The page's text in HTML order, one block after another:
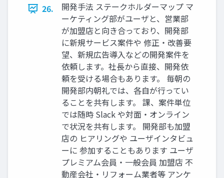
26.
開発手法 ステークホルダーマップ マ
ーケティング部がユーザと、営業部
が加盟店と向き合っており、開発部
に新規サービス案件や 修正・改善要
望、新規広告導入などの開発案件を
依頼します。社長から直接、開発依
頼を受ける場合もあります。 毎朝の
開発部内朝礼では、各自が行ってい
ることを共有します。 課、案件単位
では随時 Slack や対面・オンライン
で状況を共有します。 開発部も加盟
店の ヒアリングや ユーザインタビュ
ーに 参加することもあります ユーザ
プレミアム会員・一般会員 加盟店 不
動産会社・リフォーム業者等 アンケ